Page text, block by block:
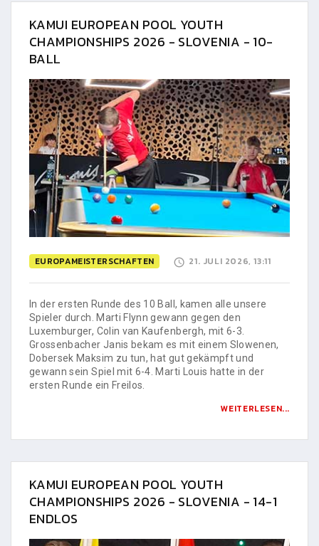
KAMUI EUROPEAN POOL YOUTH
CHAMPIONSHIPS 2026 - SLOVENIA - 10-
BALL
EUROPAMEISTERSCHAFTEN 21. JULI 2026, 13:11
In der ersten Runde des 10 Ball, kamen alle unsere
Spieler durch. Marti Flynn gewann gegen den
Luxemburger, Colin van Kaufenbergh, mit 6-3.
Grossenbacher Janis bekam es mit einem Slowenen,
Dobersek Maksim zu tun, hat gut gekämpft und
gewann sein Spiel mit 6-4. Marti Louis hatte in der
ersten Runde ein Freilos.
WEITERLESEN...
KAMUI EUROPEAN POOL YOUTH
CHAMPIONSHIPS 2026 - SLOVENIA - 14-1
ENDLOS